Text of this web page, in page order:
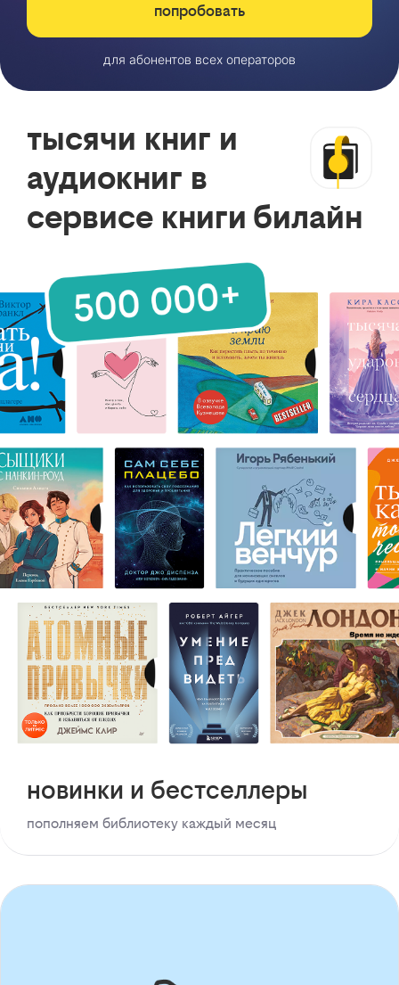
попробовать
для абонентов всех операторов
тысячи книг и
аудиокниг в
сервисе книги билайн
новинки и бестселлеры
пополняем библиотеку каждый месяц